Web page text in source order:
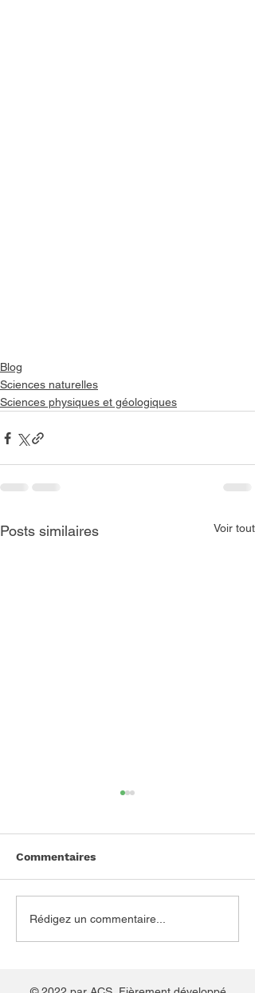
Blog
Sciences naturelles
Sciences physiques et géologiques
Posts similaires Voir tout
Un généticien corrige le
théorème de Fisher,
naturelle
Commentaires
Rédigez un commentaire...